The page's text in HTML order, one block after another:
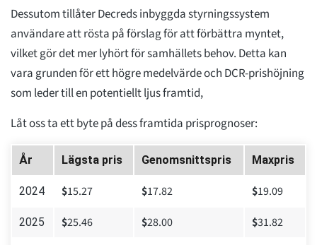
Dessutom tillåter Decreds inbyggda styrningssystem
användare att rösta på förslag för att förbättra myntet,
vilket gör det mer lyhört för samhällets behov. Detta kan
vara grunden för ett högre medelvärde och DCR-prishöjning
som leder till en potentiellt ljus framtid,
Låt oss ta ett byte på dess framtida prisprognoser:
År Lägsta pris Genomsnittspris Maxpris
2024 $15.27 $17.82 $19.09
2025 $25.46 $28.00 $31.82